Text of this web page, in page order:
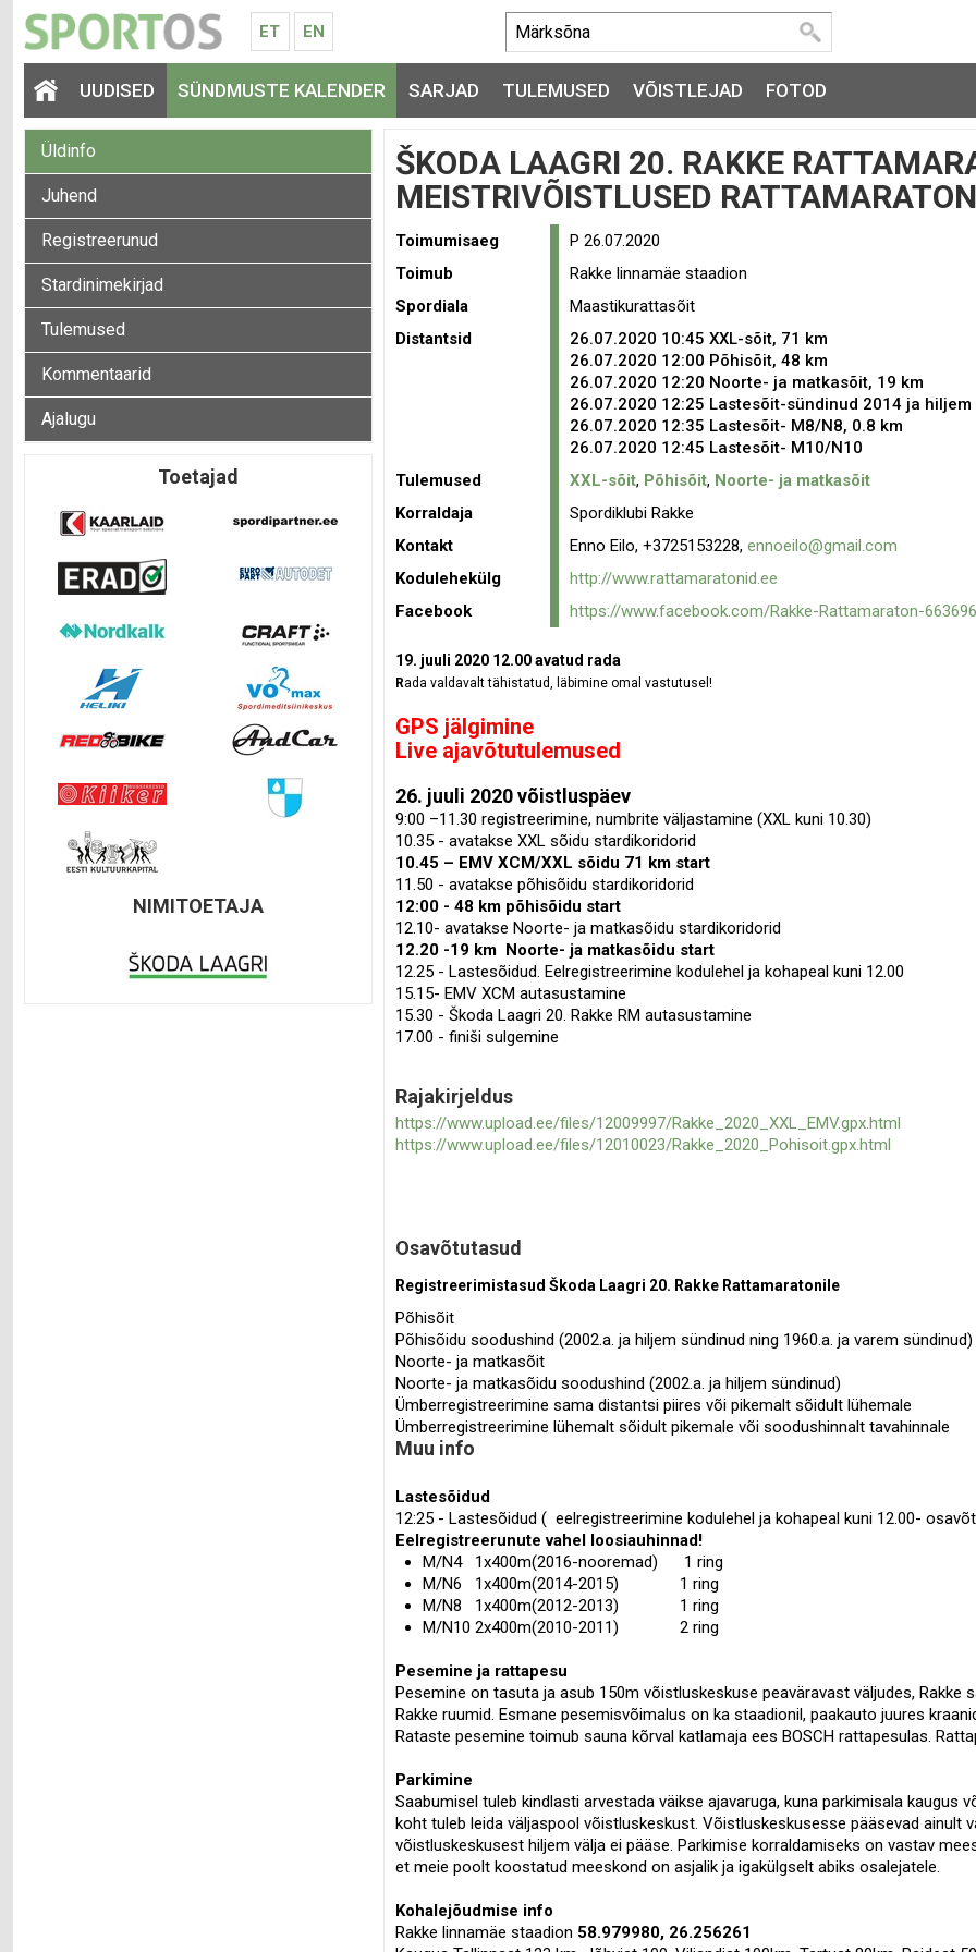
ET EN
UUDISED SÜNDMUSTE KALENDER SARJAD TULEMUSED VÕISTLEJAD FOTOD
Üldinfo
Juhend
Registreerunud
Stardinimekirjad
Tulemused
Kommentaarid
Ajalugu
Toetajad
NIMITOETAJA
ŠKODA LAAGRI 20. RAKKE
MEISTRIVÕISTLUSED
Toimumisaeg
P 26.07.2020
Toimub
Rakke linnamäe staadion
Spordiala
Maastikurattasõit
Distantsid
26.07.2020 10:45XXL-sõit, 71 km
26.07.2020 12:00 Põhisõit, 48 km
26.07.2020 12:20 Noorte- ja matkasõit, 19 km
26.07.2020 12:25 Lastesõit-sündinud 2014 ja hiljem
26.07.2020 12:35 Lastesõit- M8/N8, 0.8 km
26.07.2020 12:45 Lastesõit- M10/N10
Tulemused
XXL-sõit, Põhisõit, Noorte- ja matkasõit
Korraldaja
Spordiklubi Rakke
Kontakt
Enno Eilo, +3725153228,ennoeilo@gmail.com
Kodulehekülg
http://www.rattamaratonid.ee
Facebook
https://www.facebook.com/Rakke-Rattamaraton-
19. juuli 2020 12.00 avatud rada
Rada valdavalt tähistatud, läbimine omal vastutusel!
GPS jälgimine
Live ajavõtutulemused
26. juuli 2020 võistluspäev
9:00 –11.30 registreerimine, numbrite väljastamine (XXL kuni 10.30)
10.35 - avatakse XXL sõidu stardikoridorid
10.45 – EMV XCM/XXL sõidu 71 km start
11.50 - avatakse põhisõidu stardikoridorid
12:00 - 48 km põhisõidu start
12.10- avatakse Noorte- ja matkasõidu stardikoridorid
12.20 -19 km Noorte- ja matkasõidu start
12.25 - Lastesõidud. Eelregistreerimine kodulehel ja kohapeal kuni 12.00
15.15- EMV XCM autasustamine
15.30 - Škoda Laagri 20. Rakke RM autasustamine
17.00 - finiši sulgemine
Rajakirjeldus
https://www.upload.ee/files/12009997/Rakke_2020_XXL_EMV.gpx.html
https://www.upload.ee/files/12010023/Rakke_2020_Pohisoit.gpx.html
Osavõtutasud
Registreerimistasud Škoda Laagri 20. Rakke Rattamaratonile
Põhisõit
Põhisõidu soodushind (2002.a. ja hiljem sündinud ning 1960.a. ja varem sündinud)
Noorte- ja matkasõit
Noorte- ja matkasõidu soodushind (2002.a. ja hiljem sündinud)
Ümberregistreerimine sama distantsi piires või pikemalt sõidult lühemale
Ümberregistreerimine lühemalt sõidult pikemale või soodushinnalt tavahinnale
Muu info
Lastesõidud
12:25 - Lastesõidud ( eelregistreerimine kodulehel ja kohapeal kuni 12.00-
Eelregistreerunute vahel loosiauhinnad!
M/N4 1x400m(2016-nooremad) 1 ring
M/N6 1x400m(2014-2015) 1 ring
M/N8 1x400m(2012-2013) 1 ring
M/N10 2x400m(2010-2011) 2 ring
Pesemine ja rattapesu
Pesemine on tasuta ja asub 150m võistluskeskuse peaväravast väljudes, Rakke
Rakke ruumid. Esmane pesemisvõimalus on ka staadionil, paakauto juures
Rataste pesemine toimub sauna kõrval katlamaja ees BOSCH rattapesulas.
Parkimine
Saabumisel tuleb kindlasti arvestada väikse ajavaruga, kuna parkimisala
koht tuleb leida väljaspool võistluskeskust. Võistluskeskusesse pääsevad ainult
võistluskeskusest hiljem välja ei pääse. Parkimise korraldamiseks on vastav
et meie poolt koostatud meeskond on asjalik ja igakülgselt abiks osalejatele.
Kohalejõudmise info
Rakke linnamäe staadion 58.979980, 26.256261